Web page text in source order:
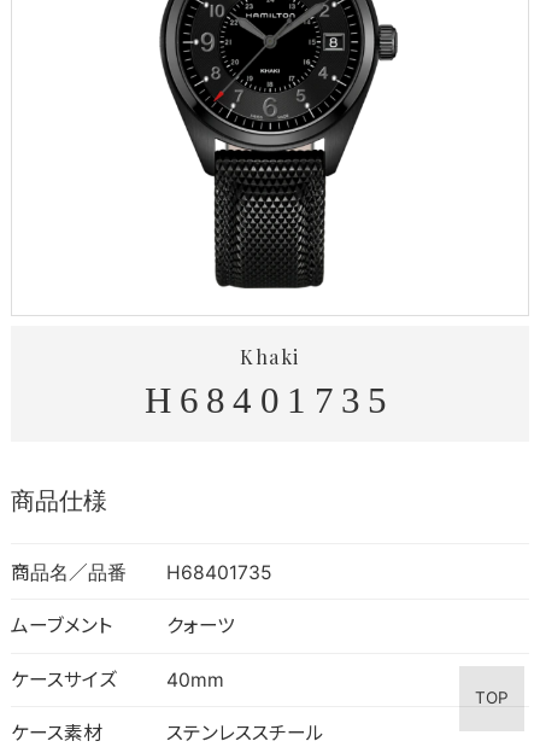
Khaki
H68401735
商品仕様
商品名／品番 H68401735
ムーブメント クォーツ
ケースサイズ 40mm
ケース素材 ステンレススチール
TOP